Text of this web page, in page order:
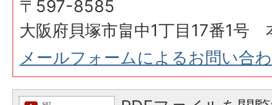
〒597-8585
大阪府貝塚市畠中1丁目17番1号
メールフォームによるお問い合